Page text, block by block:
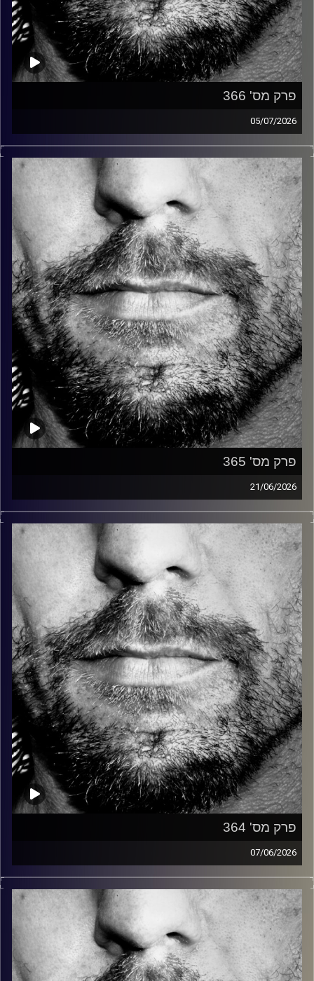
פרק מס' 366
05/07/2026
זיפים, מוזיקה מחוספסת של הופעות חיות. הרבה ג'אם, רוק,
בלוז, bluegrass, ג'אז, Fאנק, פרוגרסיב ואפילו אלקטרוניקה.
כל מה שחי, אמיתי ונושם.
עם שמוליק רגב.
קרדיט תמונות: David Goehring
פרק מס' 365
21/06/2026
זיפים, מוזיקה מחוספסת של הופעות חיות. הרבה ג'אם, רוק,
בלוז, bluegrass, ג'אז, Fאנק, פרוגרסיב ואפילו אלקטרוניקה.
כל מה שחי, אמיתי ונושם.
עם שמוליק רגב.
קרדיט תמונות: David Goehring
פרק מס' 364
07/06/2026
זיפים, מוזיקה מחוספסת של הופעות חיות. הרבה ג'אם, רוק,
בלוז, bluegrass, ג'אז, Fאנק, פרוגרסיב ואפילו אלקטרוניקה.
כל מה שחי, אמיתי ונושם.
עם שמוליק רגב.
קרדיט תמונות: David Goehring